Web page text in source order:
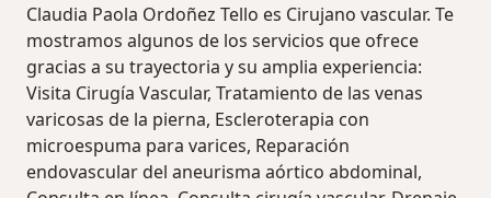
Claudia Paola Ordoñez Tello es Cirujano vascular. Te
mostramos algunos de los servicios que ofrece
gracias a su trayectoria y su amplia experiencia:
Visita Cirugía Vascular, Tratamiento de las venas
varicosas de la pierna, Escleroterapia con
microespuma para varices, Reparación
endovascular del aneurisma aórtico abdominal,